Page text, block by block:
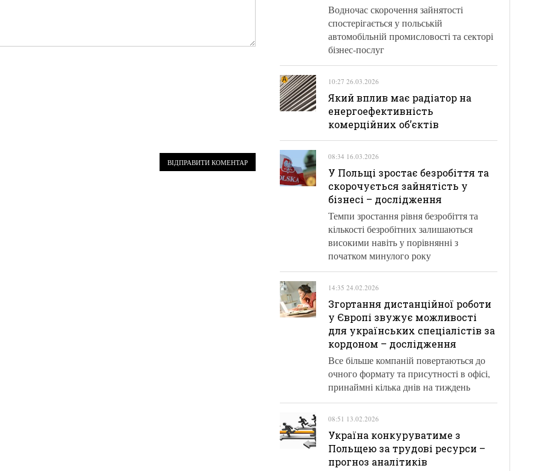
Водночас скорочення зайнятості
спостерігається у польській
автомобільній промисловості та секторі
бізнес-послуг
10:27 26.03.2026
Який вплив має радіатор на
енергоефективність
комерційних об’єктів
08:34 16.03.2026
У Польщі зростає безробіття та
скорочується зайнятість у
бізнесі – дослідження
Темпи зростання рівня безробіття та
кількості безробітних залишаються
високими навіть у порівнянні з
початком минулого року
14:35 24.02.2026
Згортання дистанційної роботи
у Європі звужує можливості
для українських спеціалістів за
кордоном – дослідження
Все більше компаній повертаються до
очного формату та присутності в офісі,
принаймні кілька днів на тиждень
08:51 13.02.2026
Україна конкуруватиме з
Польщею за трудові ресурси –
прогноз аналітиків